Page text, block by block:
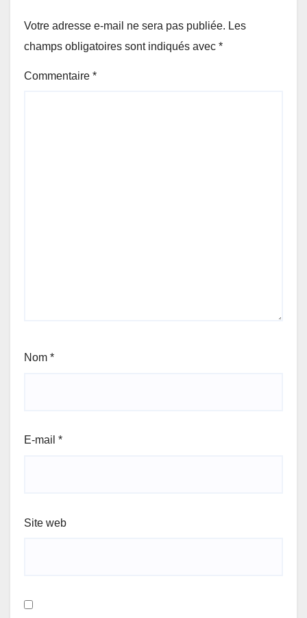
Votre adresse e-mail ne sera pas publiée. Les
champs obligatoires sont indiqués avec *
Commentaire *
Nom *
E-mail *
Site web